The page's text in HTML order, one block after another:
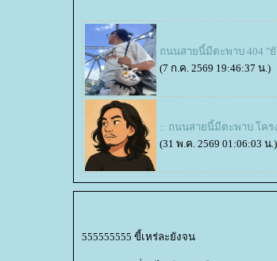
ถนนสายนี้มีตะพาบ 404 "
(7 ก.ค. 2569 19:46:37 น.)
:: ถนนสายนี้มีตะพาบ โคร
(31 พ.ค. 2569 01:06:03 น.)
555555555 ขี้เหร่ละยังจน